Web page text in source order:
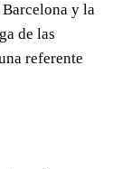
y la
de las
referente